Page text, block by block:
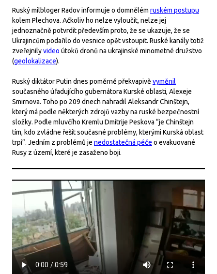
Ruský milbloger Radov informuje o domnělém ruském postupu
kolem Plechova. Ačkoliv ho nelze vyloučit, nelze jej
jednoznačně potvrdit především proto, že se ukazuje, že se
Ukrajincům podařilo do vesnice opět vstoupit. Ruské kanály totiž
zveřejnilyvideo útoků dronů na ukrajinské minometné družstvo
(geolokalizace).
Ruský diktátor Putin dnes poměrně překvapivě vyměnil
současného úřadujícího gubernátora Kurské oblasti, Alexeje
Smirnova. Toho po 209 dnech nahradil Aleksandr Chinštejn,
který má podle některých zdrojů vazby na ruské bezpečnostní
složky. Podle mluvčího Kremlu Dmitrije Peskova “je Chinštejn
tím, kdo zvládne řešit současné problémy, kterými Kurská oblast
trpí”. Jedním z problémů je nedostatečná péče o evakuované
Rusy z území, které je zasaženo boji.